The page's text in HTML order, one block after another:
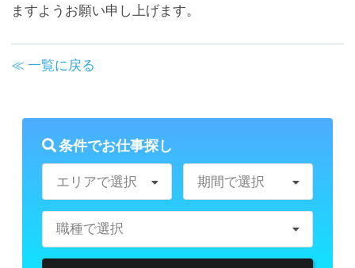
ますようお願い申し上げます。
≪ 一覧に戻る
条件でお仕事探し
エリアで選択 期間で選択
職種で選択